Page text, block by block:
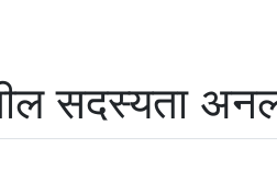
सदस्यता